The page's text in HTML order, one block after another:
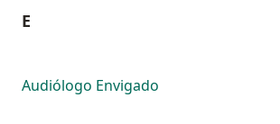
E
Audiólogo Envigado